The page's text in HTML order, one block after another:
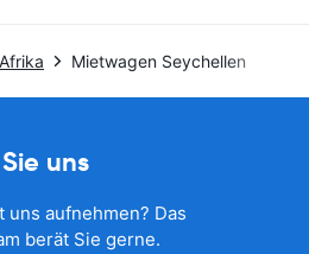
Mietwagen Seychellen
uns
uns aufnehmen? Das
berät Sie gerne.